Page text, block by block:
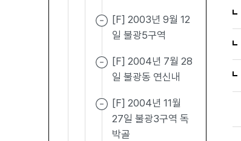
[F] 2003년 9월 12
일 불광5구역
[F] 2004년 7월 28
일 불광동 연신내
[F] 2004년 11월
27일 불광3구역 독
박골